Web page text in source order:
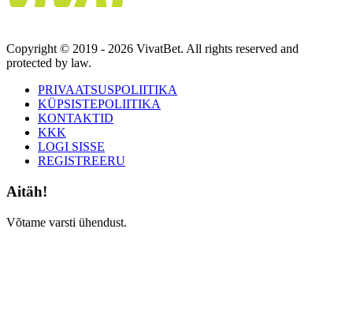
Copyright © 2019 - 2026 VivatBet. All rights reserved and
protected by law.
PRIVAATSUSPOLIITIKA
KÜPSISTEPOLIITIKA
KONTAKTID
KKK
LOGI SISSE
REGISTREERU
Aitäh!
Võtame varsti ühendust.